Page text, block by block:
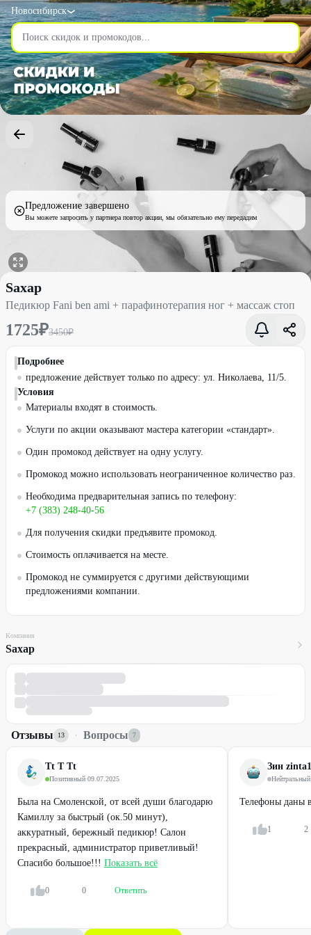
Новосибирск
Предложение завершено
Вы можете запросить у партнера повтор акции, мы обязательно ему передадим
Педикюр Fani ben ami + парафинотерапия ног + массаж стоп
Sахар
Педикюр Fani ben ami + парафинотерапия ног + массаж стоп
1725₽3450₽
Подробнее
предложение действует только по адресу: ул. Николаева, 11/5.
Условия
Материалы входят в стоимость.
Услуги по акции оказывают мастера категории «стандарт».
Один промокод действует на одну услугу.
Промокод можно использовать неограниченное количество раз.
Необходима предварительная запись по телефону:
+7 (383) 248-40-56
Для получения скидки предъявите промокод.
Стоимость оплачивается на месте.
Промокод не суммируется с другими действующими
предложениями компании.
Компания
Sахар
Отзывы 13 · Вопросы 7
Tt T Tt
Позитивный·09.07.2025
Была на Смоленской, от всей души благодарю
Камиллу за быстрый (ок.50 минут),
аккуратный, бережный педикюр! Салон
прекрасный, администратор приветливый!
Спасибо большое!!! Показать всё
0 0 Ответить
Зин
Нейтральный
Телефоны даны
1 2